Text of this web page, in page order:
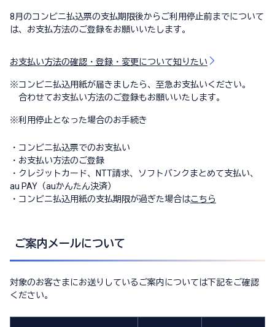
8月のコンビニ払込票の支払期限後からご利用停止前までについて
は、お支払方法のご登録をお願いいたします。
お支払い方法の確認・登録・変更について知りたい
※コンビニ払込用紙が届きましたら、至急お支払いください。
合わせてお支払い方法のご登録もお願いいたします。
※利用停止となった場合のお手続き
・コンビニ払込票でのお支払い
・お支払い方法のご登録
・クレジットカード、NTT請求、ソフトバンクまとめて支払い、
au PAY（auかんたん決済）
・コンビニ払込用紙の支払期限が過ぎた場合はこちら
ご案内メールについて
対象のお客さまにお送りしているご案内については下記をご確認
ください。